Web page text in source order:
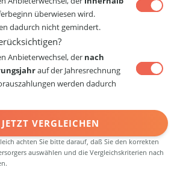
überwiesen wird.
dadurch nicht gemindert.
Anbieterwechsel, der nach
auf der Jahresrechnung
werden dadurch
JETZT VERGLEICHEN
achten Sie bitte darauf, daß Sie den korrekten
auswählen und die Vergleichskriterien nach